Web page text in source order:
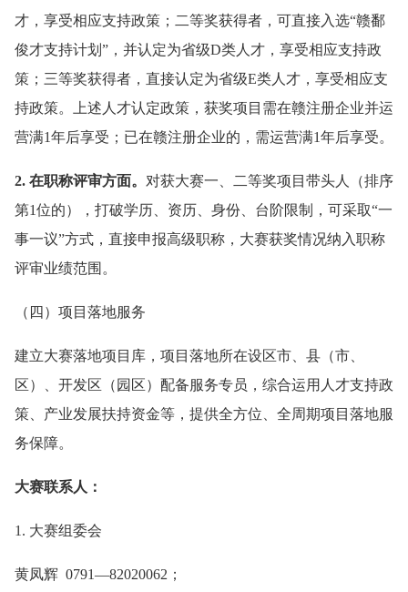
才，享受相应支持政策；二等奖获得者，可直接入选“赣鄱
俊才支持计划”，并认定为省级D类人才，享受相应支持政
策；三等奖获得者，直接认定为省级E类人才，享受相应支
持政策。上述人才认定政策，获奖项目需在赣注册企业并运
营满1年后享受；已在赣注册企业的，需运营满1年后享受。
2. 在职称评审方面。 对获大赛一、二等奖项目带头人（排序
第1位的），打破学历、资历、身份、台阶限制，可采取“一
事一议”方式，直接申报高级职称，大赛获奖情况纳入职称
评审业绩范围。
（四）项目落地服务
建立大赛落地项目库，项目落地所在设区市、县（市、
区）、开发区（园区）配备服务专员，综合运用人才支持政
策、产业发展扶持资金等，提供全方位、全周期项目落地服
务保障。
大赛联系人：
1. 大赛组委会
黄凤辉 0791—82020062；